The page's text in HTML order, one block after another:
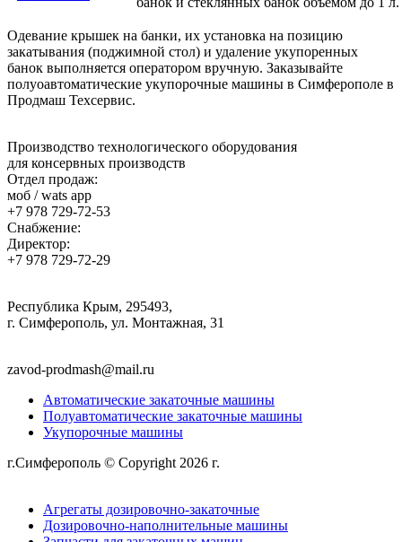
Одевание крышек на банки, их установка на позицию
закатывания (поджимной стол) и удаление укупоренных
банок выполняется оператором вручную. Заказывайте
полуоавтоматические укупорочные машины в Симферополе в
Продмаш Техсервис.
Производство технологического оборудования
для консервных производств
Отдел продаж:
моб / wats app
+7 978 729-72-53
Снабжение:
Директор:
+7 978 729-72-29
Республика Крым, 295493,
г. Симферополь, ул. Монтажная, 31
zavod-prodmash@mail.ru
Автоматические закаточные машины
Полуавтоматические закаточные машины
Укупорочные машины
г.Симферополь © Copyright 2026 г.
Агрегаты дозировочно-закаточные
Дозировочно-наполнительные машины